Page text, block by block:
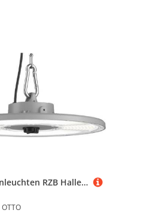
RZB Deckenleuchten RZB Hallenstrahler 921725.009
OTTO